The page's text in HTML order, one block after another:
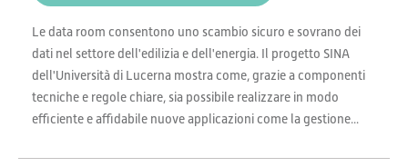
Le data room consentono uno scambio sicuro e sovrano dei
dati nel settore dell'edilizia e dell'energia. Il progetto SINA
dell'Università di Lucerna mostra come, grazie a componenti
tecniche e regole chiare, sia possibile realizzare in modo
efficiente e affidabile nuove applicazioni come la gestione...